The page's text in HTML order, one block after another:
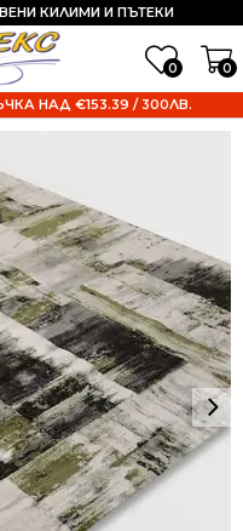
0 0
КИЛИМИ И ПЪТЕКИ
НАД €153.39 / 300ЛВ.